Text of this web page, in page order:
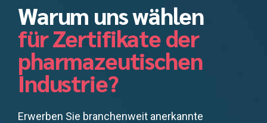
Warum uns wählen
für Zertifikate der
pharmazeutischen
Industrie?
Erwerben Sie branchenweit anerkannte